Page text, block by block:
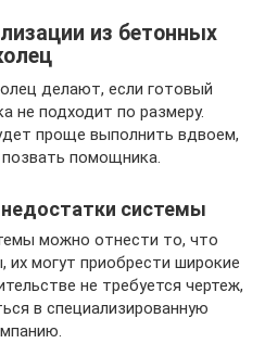
из бетонных
делают, если готовый
не подходит по размеру.
проще выполнить вдвоем,
помощника.
системы
можно отнести то, что
могут приобрести широкие
не требуется чертеж,
в специализированную